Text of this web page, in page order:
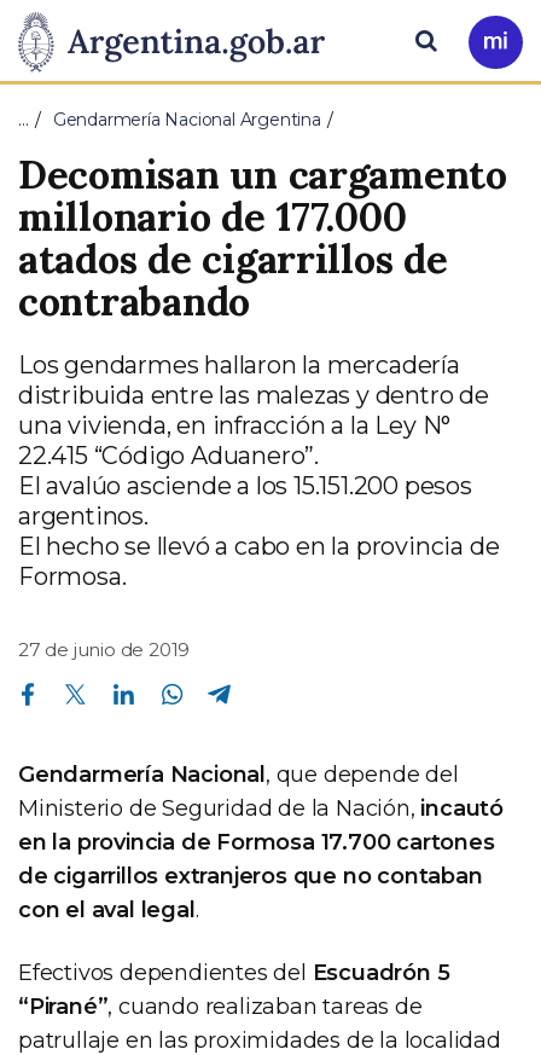
Presidencia
de
la
Nación
Pasar al contenido principal
Ir
a
Buscar
… Gendarmería Nacional Argentina
Decomisan un cargamento
millonario de 177.000
atados de cigarrillos de
contrabando
Los gendarmes hallaron la mercadería
distribuida entre las malezas y dentro de
una vivienda, en infracción a la Ley N°
22.415 “Código Aduanero”.
El avalúo asciende a los 15.151.200 pesos
argentinos.
El hecho se llevó a cabo en la provincia de
Formosa.
27 de junio de 2019
Compartir en Facebook Compartir en Twitter Compartir en Linkedin Compartir en Whatsapp
Gendarmería Nacional , que depende del
Ministerio de Seguridad de la Nación, incautó
en la provincia de Formosa 17.700 cartones
de cigarrillos extranjeros que no contaban
con el aval legal .
Efectivos dependientes del Escuadrón 5
“Pirané”, cuando realizaban tareas de
patrullaje en las proximidades de la localidad